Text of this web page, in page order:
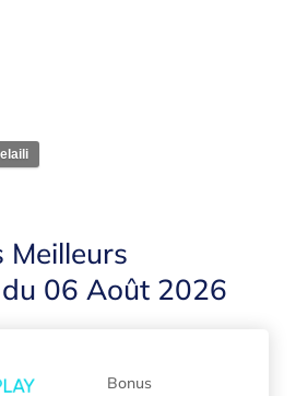
Meilleurs
06 Août 2026
Bonus